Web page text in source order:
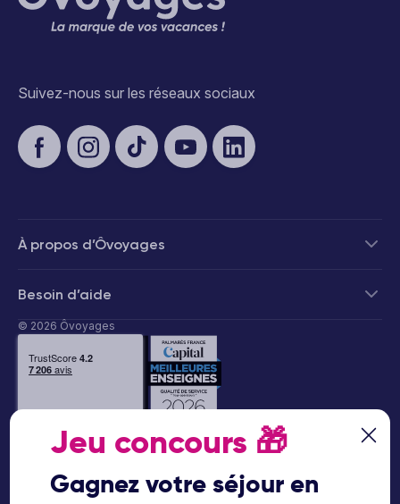
Suivez-nous sur les réseaux sociaux
À propos d’Ôvoyages
Besoin d’aide
© 2026 Ôvoyages
Jeu concours 🎁
Gagnez votre séjour en